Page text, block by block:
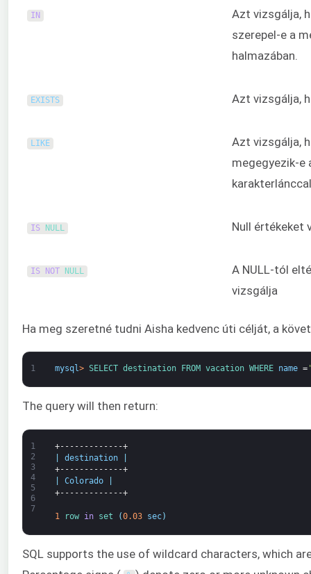
IN
Azt vizsgálja,
szerepel-e a
halmazában.
EXISTS Azt vizsgálja,
LIKE
Azt vizsgálja,
megegyezik-e
karakterlánccal
IS NULL Null értékeket
IS NOT NULL
A NULL-tól
vizsgálja
Ha meg szeretné tudni Aisha kedvenc úti célját, a
1 mysql> SELECT destination FROM vacation WHERE name =
The query will then return:
1
2
3
4
5
6
7
+-------------+
destination
+-------------+
Colorado
+-------------+
1 row in set (0.03 sec)
SQL supports the use of wildcard characters, which